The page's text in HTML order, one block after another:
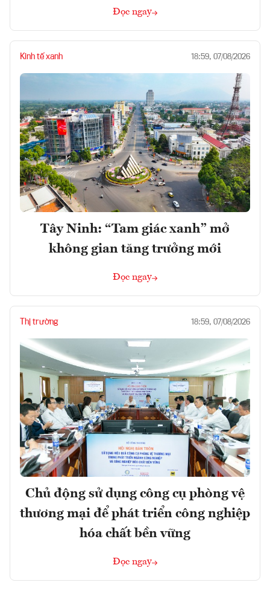
Đọc ngay
Kinh tế xanh 18:59, 07/08/2026
Tây Ninh: “Tam giác xanh” mở
không gian tăng trưởng mới
Đọc ngay
Thị trường 18:59, 07/08/2026
Chủ động sử dụng công cụ phòng vệ
thương mại để phát triển công nghiệp
hóa chất bền vững
Đọc ngay